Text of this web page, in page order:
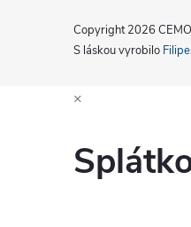
Copyright 2026
S láskou vyrobilo
×